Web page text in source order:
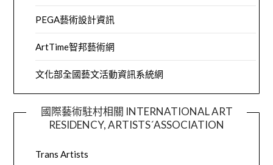
PEGA藝術設計資訊
ArtTime智邦藝術網
文化部全國藝文活動資訊系統網
國際藝術駐村相關 INTERNATIONAL ART
RESIDENCY, ARTISTS´ASSOCIATION
Trans Artists